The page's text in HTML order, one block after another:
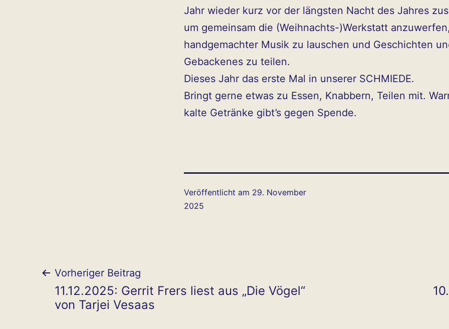
Jahr wieder kurz vor der längsten Nacht des Jahres
um gemeinsam die (Weihnachts-)Werkstatt
handgemachter Musik zu lauschen und Geschichten
Gebackenes zu teilen.
Dieses Jahr das erste Mal in unserer SCHMIEDE.
Bringt gerne etwas zu Essen, Knabbern, Teilen mit.
kalte Getränke gibt’s gegen Spende.
Veröffentlicht am 29. November
2025
Beitragsnavigation
Vorheriger Beitrag
11.12.2025: Gerrit Frers liest aus „Die Vögel“
von Tarjei Vesaas